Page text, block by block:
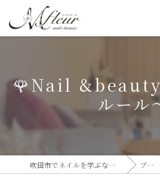
🌹Nail
ルール
吹田市でネイルを学ぶならエムフルール ブログ